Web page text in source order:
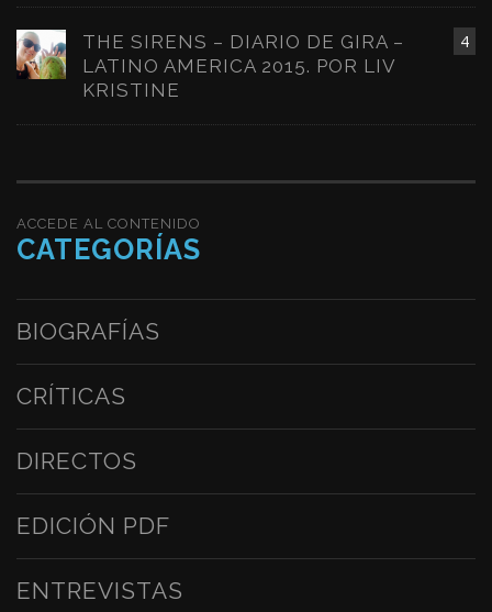
4
THE SIRENS – DIARIO DE GIRA –
LATINO AMERICA 2015. POR LIV
KRISTINE
ACCEDE AL CONTENIDO
CATEGORÍAS
BIOGRAFÍAS
CRÍTICAS
DIRECTOS
EDICIÓN PDF
ENTREVISTAS